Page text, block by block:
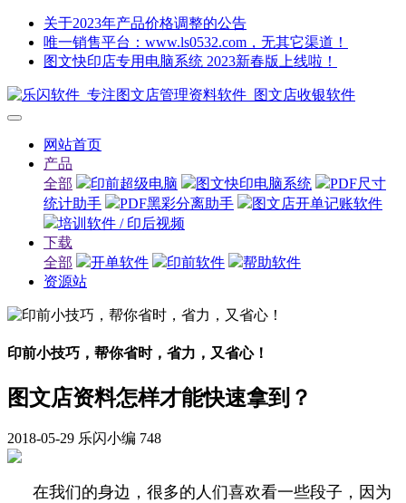
关于2023年产品价格调整的公告
唯一销售平台：www.ls0532.com，无其它渠道！
图文快印店专用电脑系统 2023新春版上线啦！
网站首页
产品
全部
印前超级电脑 图文快印电脑系统
PDF尺寸
统计助手
PDF黑彩分离助手
图文店开单记账软件
培训软件 / 印后视频
下载
全部
开单软件 印前软件
帮助软件
资源站
印前小技巧，帮你省时，省力，又省心！
图文店资料怎样才能快速拿到？
2018-05-29 乐闪小编 748
在我们的身边，很多的人们喜欢看一些段子，因为